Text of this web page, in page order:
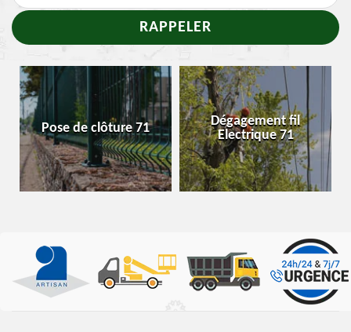
Pose de clôture 71
Dégagement fil
Electrique 71